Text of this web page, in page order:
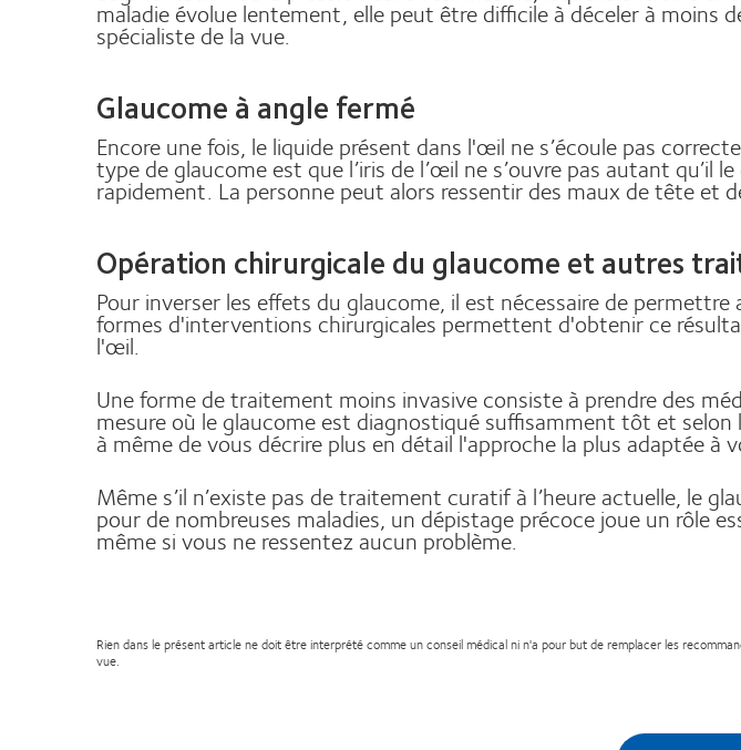
maladie évolue lentement, elle peut être difficile à déceler à
spécialiste de la vue.
Glaucome à angle fermé
Encore une fois, le liquide présent dans l'œil ne s’écoule pas
type de glaucome est que l’iris de l’œil ne s’ouvre pas autant
rapidement. La personne peut alors ressentir des maux de tête et
Opération chirurgicale du glaucome et autres
Pour inverser les effets du glaucome, il est nécessaire de
formes d'interventions chirurgicales permettent d'obtenir ce
l'œil.
Une forme de traitement moins invasive consiste à prendre des
mesure où le glaucome est diagnostiqué suffisamment tôt et
à même de vous décrire plus en détail l'approche la plus adaptée à
Même s’il n’existe pas de traitement curatif à l’heure actuelle, le
pour de nombreuses maladies, un dépistage précoce joue un rôle
même si vous ne ressentez aucun problème.
Rien dans le présent article ne doit être interprété comme un conseil médical ni n'a pour but de remplacer les
vue.